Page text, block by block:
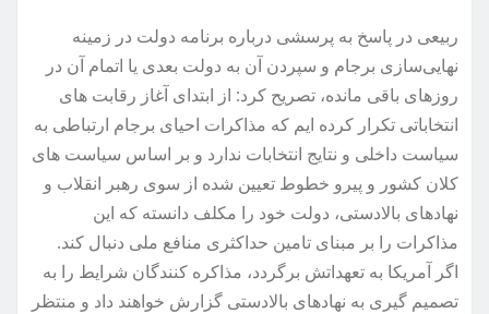
ربیعی در پاسخ به پرسشی درباره برنامه دولت در زمینه
نهایی‌سازی برجام و سپردن آن به دولت بعدی یا اتمام آن در
روزهای باقی مانده، تصریح کرد: از ابتدای آغاز رقابت های
انتخاباتی تکرار کرده ایم که مذاکرات احیای برجام ارتباطی به
سیاست داخلی و نتایج انتخابات ندارد و بر اساس سیاست های
کلان کشور و پیرو خطوط تعیین شده از سوی رهبر انقلاب و
نهادهای بالادستی، دولت خود را مکلف دانسته که این
مذاکرات را بر مبنای تامین حداکثری منافع ملی دنبال کند.
اگر آمریکا به تعهداتش برگردد، مذاکره کنندگان شرایط را به
تصمیم گیری به نهادهای بالادستی گزارش خواهند داد و منتظر